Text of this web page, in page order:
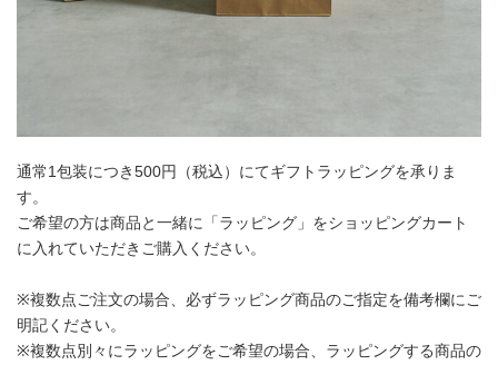
通常1包装につき500円（税込）にてギフトラッピングを承りま
す。
ご希望の方は商品と一緒に「ラッピング」をショッピングカート
に入れていただきご購入ください。
※複数点ご注文の場合、必ずラッピング商品のご指定を備考欄にご
明記ください。
※複数点別々にラッピングをご希望の場合、ラッピングする商品の